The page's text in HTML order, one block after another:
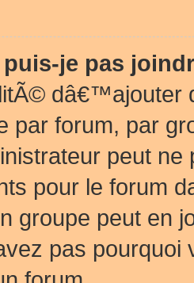
je pas
dâ€™ajouter
par forum, par
peut
pour le forum
groupe peut en
pas pourquoi